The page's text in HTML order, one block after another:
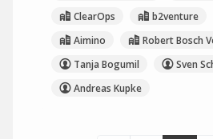
ClearOps
b2venture
Aimino
Robert Bosch
Tanja Bogumil
Sven
Andreas Kupke